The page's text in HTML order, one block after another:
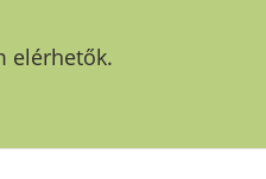
elérhetők.